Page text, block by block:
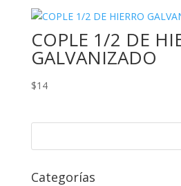
COPLE 1/2 DE
GALVANIZADO
$14
Categorías